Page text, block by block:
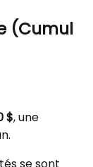
(Cumul
$, une